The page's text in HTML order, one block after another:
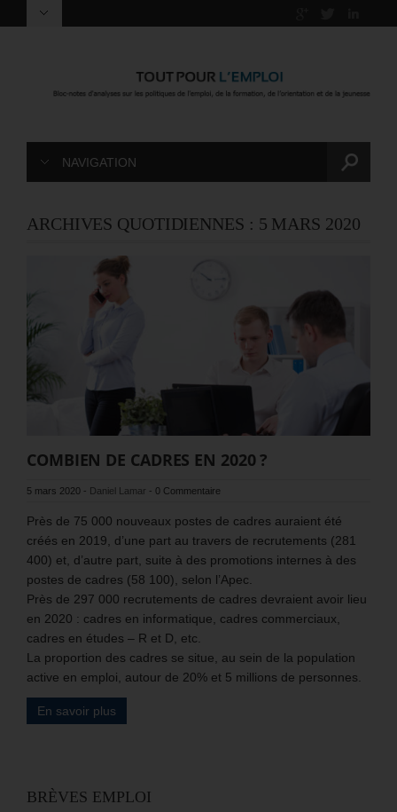
NAVIGATION
ARCHIVES QUOTIDIENNES : 5 MARS 2020
COMBIEN DE CADRES EN 2020 ?
5 mars 2020 - Daniel Lamar - 0 Commentaire
Près de 75 000 nouveaux postes de cadres auraient été
créés en 2019, d’une part au travers de recrutements (281
400) et, d’autre part, suite à des promotions internes à des
postes de cadres (58 100), selon l’Apec.
Près de 297 000 recrutements de cadres devraient avoir lieu
en 2020 : cadres en informatique, cadres commerciaux,
cadres en études – R et D, etc.
La proportion des cadres se situe, au sein de la population
active en emploi, autour de 20% et 5 millions de personnes.
En savoir plus
BRÈVES EMPLOI